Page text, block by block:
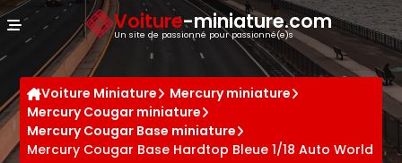
Voiture-miniature.com
Un site de passionné pour passionné(e)s
Voiture Miniature
Mercury miniature
Mercury Cougar miniature
Mercury Cougar Base miniature
Mercury Cougar Base Hardtop Bleue 1/18 Auto World
Panneau de gestion des cookies